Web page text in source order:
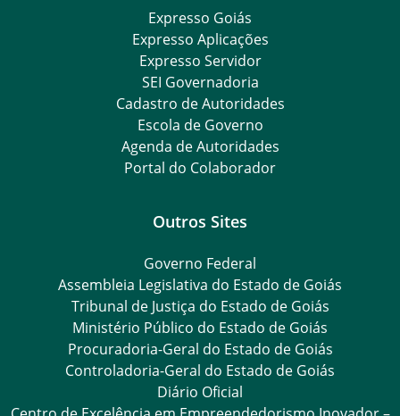
Expresso Goiás
Expresso Aplicações
Expresso Servidor
SEI Governadoria
Cadastro de Autoridades
Escola de Governo
Agenda de Autoridades
Portal do Colaborador
Outros Sites
Governo Federal
Assembleia Legislativa do Estado de Goiás
Tribunal de Justiça do Estado de Goiás
Ministério Público do Estado de Goiás
Procuradoria-Geral do Estado de Goiás
Controladoria-Geral do Estado de Goiás
Diário Oficial